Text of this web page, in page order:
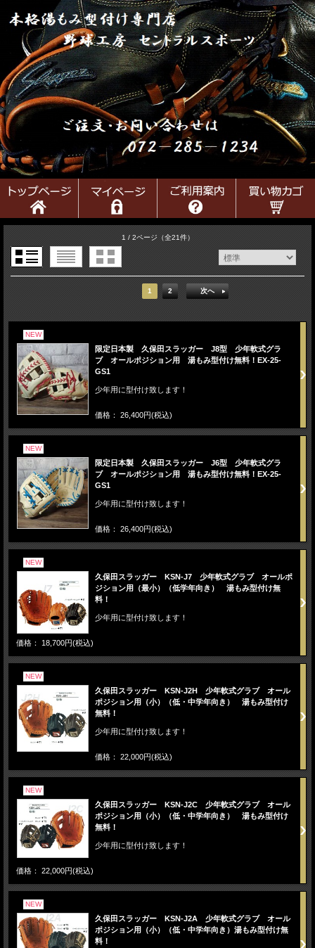
1 / 2ページ（全21件）
1 2 次へ
NEW
限定日本製 久保田スラッガー J8型 少年軟式グラ
ブ オールポジション用 湯もみ型付け無料！EX-25-
GS1
少年用に型付け致します！
価格： 26,400円(税込)
NEW
限定日本製 久保田スラッガー J6型 少年軟式グラ
ブ オールポジション用 湯もみ型付け無料！EX-25-
GS1
少年用に型付け致します！
価格： 26,400円(税込)
NEW
久保田スラッガー KSN-J7 少年軟式グラブ オールポ
ジション用（最小）（低学年向き） 湯もみ型付け無
料！
少年用に型付け致します！
価格： 18,700円(税込)
NEW
久保田スラッガー KSN-J2H 少年軟式グラブ オール
ポジション用（小）（低・中学年向き） 湯もみ型付け
無料！
少年用に型付け致します！
価格： 22,000円(税込)
NEW
久保田スラッガー KSN-J2C 少年軟式グラブ オール
ポジション用（小）（低・中学年向き） 湯もみ型付け
無料！
少年用に型付け致します！
価格： 22,000円(税込)
NEW
久保田スラッガー KSN-J2A 少年軟式グラブ オール
ポジション用（小）（低・中学年向き）湯もみ型付け無
料！